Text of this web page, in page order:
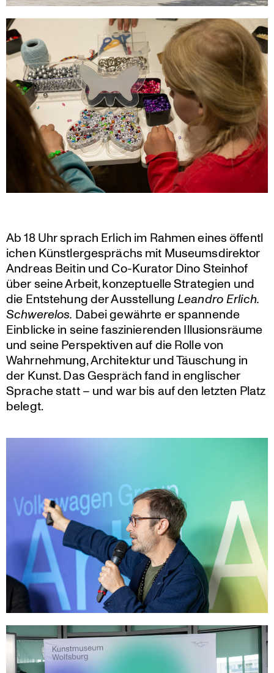
Ab 18 Uhr sprach Erlich im Rahmen eines öffent­l
i­chen Künst­ler­ge­sprächs mit Museums­di­rektor
Andreas Beitin und Co-Kurator Dino Steinhof
über seine Arbeit, konzep­tu­elle Strate­gien und
die Entste­hung der Ausstel­lungLeandro Erlich.
Schwe­relos. Dabei gewährte er spannende
Einblicke in seine faszi­nie­renden Illusi­ons­räume
und seine Perspek­tiven auf die Rolle von
Wahrneh­mung, Archi­tektur und Täuschung in
der Kunst. Das Gespräch fand in engli­scher
Sprache statt – und war bis auf den letzten Platz
belegt.